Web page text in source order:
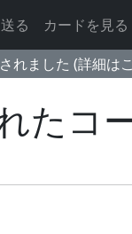
る カードを見る
れました (詳細は
たコ